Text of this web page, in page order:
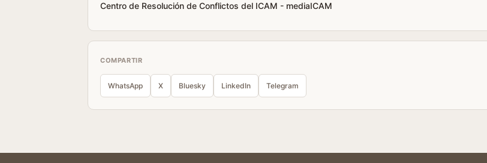
Centro de Resolución de Conflictos del ICAM - mediaICAM
COMPARTIR
WhatsApp X Bluesky LinkedIn Telegram